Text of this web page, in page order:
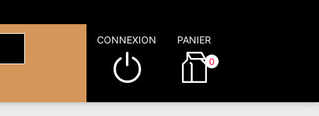
CONNEXION PANIER
0